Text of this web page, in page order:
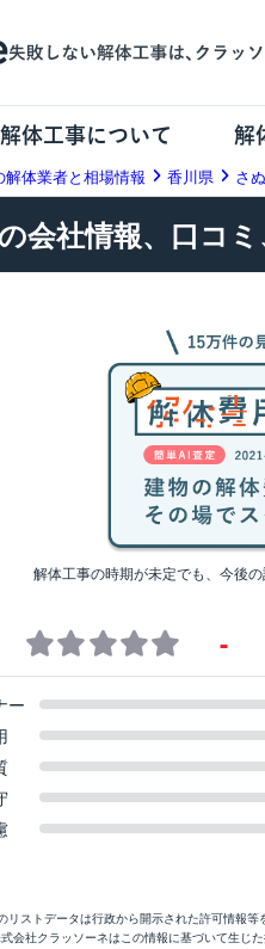
解体工事について 解
解体業者と相場情報 香川県 さ
会社情報、口コ
解体工事の時期が未定でも、今後
-
ー
リストデータは行政から開示された許可情報
会社クラッソーネはこの情報に基づいて生じ